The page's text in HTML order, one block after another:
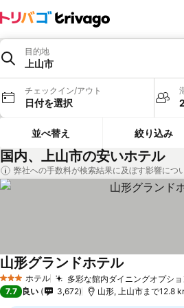
目的地
上山市
チェックイン/アウト
日付を選択
並べ替え 絞り込み
国内、上山市の安いホテル
弊社への手数料が検索結果に及ぼす影響につ
3 ホテルのランク
ホテル 多彩な館内ダイニングオプショ
山形グランドホテル
7.7 良い 3,672 山形, 上山市まで12.8